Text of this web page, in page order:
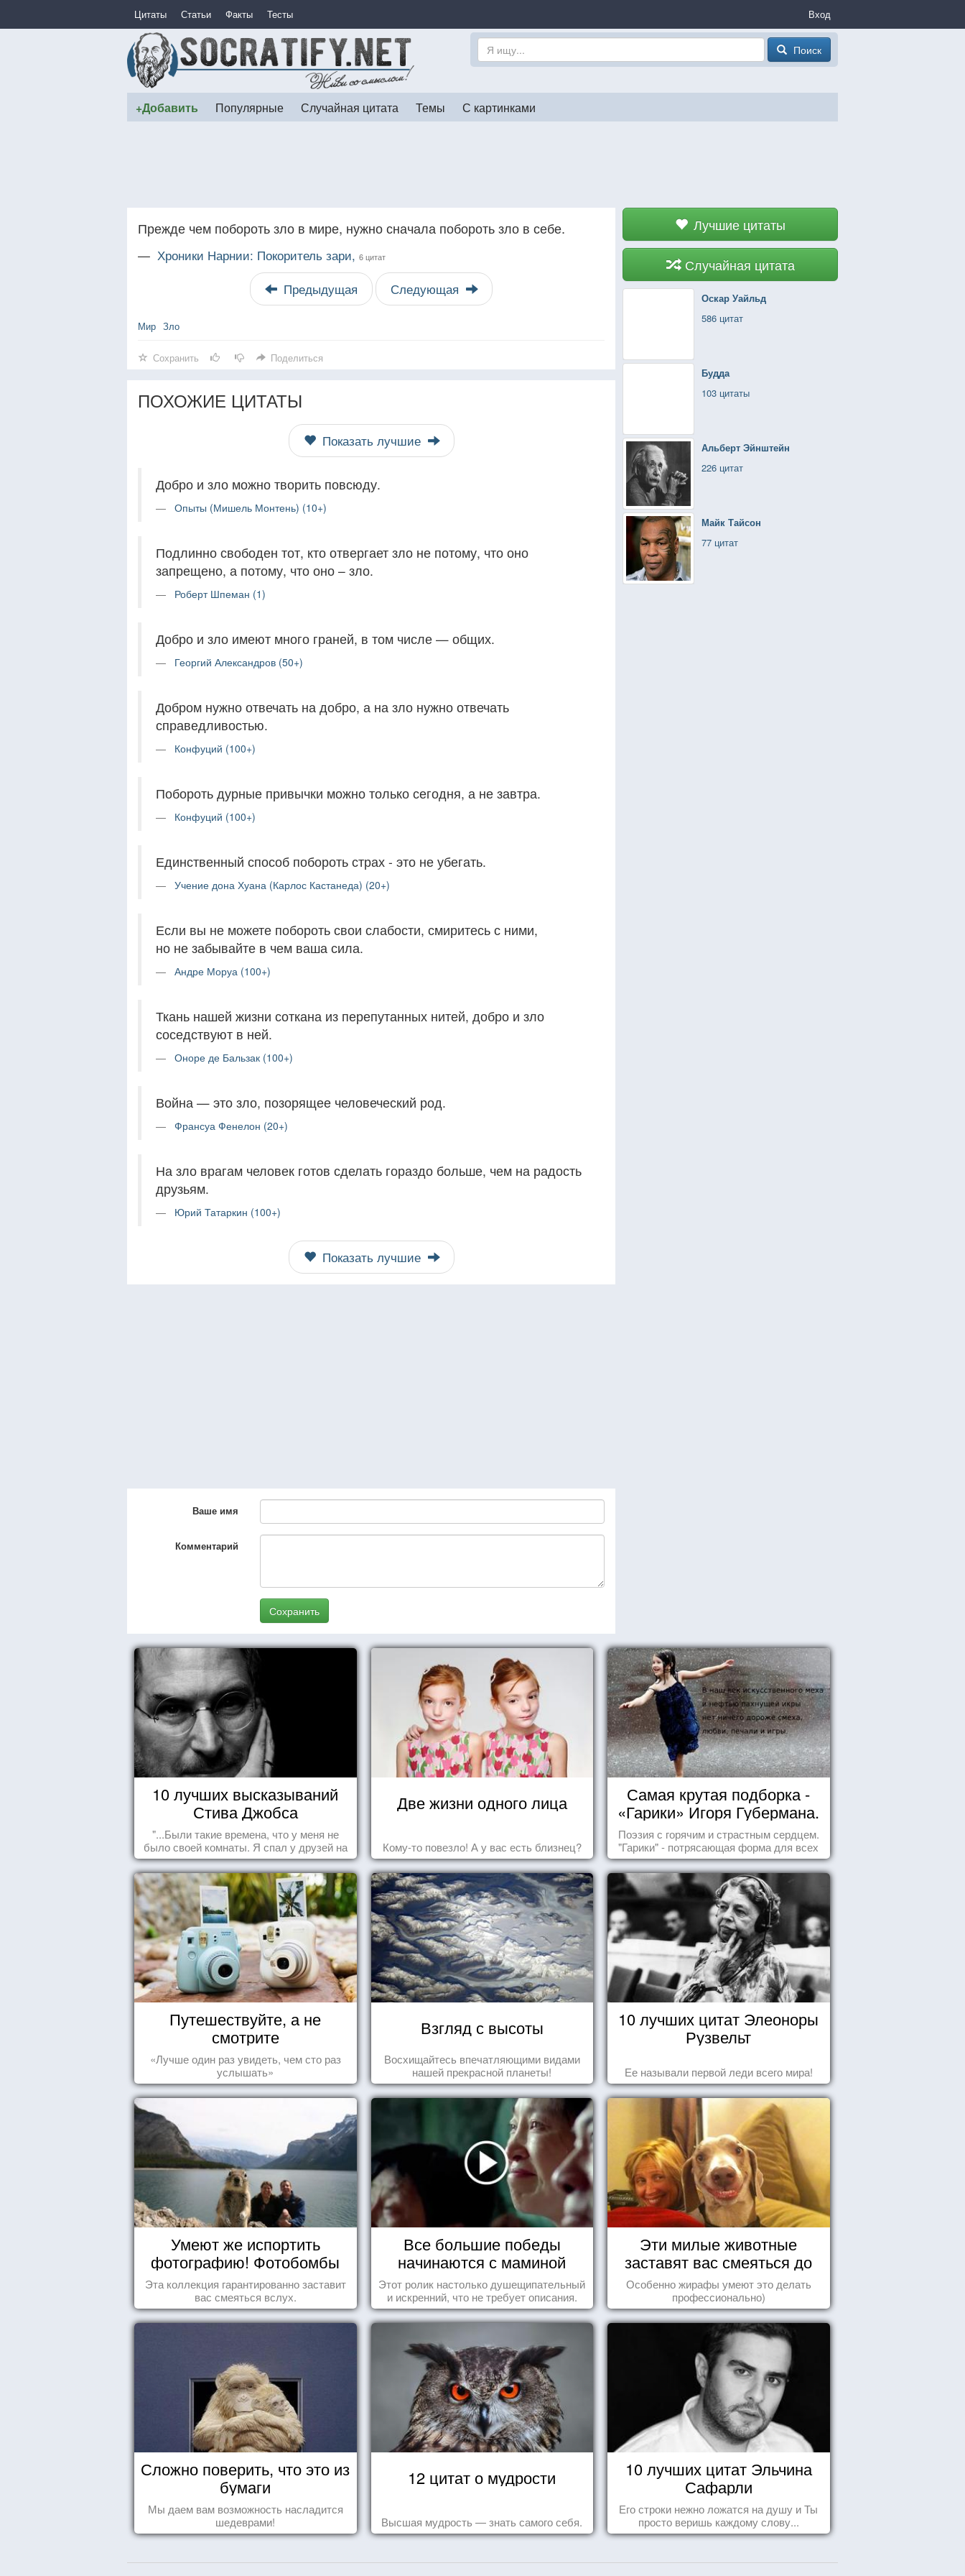
Цитаты Статьи Факты Тесты Вход
Поиск
+Добавить Популярные Случайная цитата Темы С картинками
Лучшие цитаты
Случайная цитата
Оскар Уайльд
586 цитат
Будда
103 цитаты
Альберт Эйнштейн
226 цитат
Майк Тайсон
77 цитат
Прежде чем побороть зло в мире, нужно сначала побороть зло в себе.
— Хроники Нарнии: Покоритель зари, 6 цитат
Предыдущая Следующая
Мир Зло
Сохранить Поделиться
ПОХОЖИЕ ЦИТАТЫ
Показать лучшие
Добро и зло можно творить повсюду.
Опыты (Мишель Монтень) (10+)
Подлинно свободен тот, кто отвергает зло не потому, что оно
запрещено, а потому, что оно – зло.
Роберт Шпеман (1)
Добро и зло имеют много граней, в том числе — общих.
Георгий Александров (50+)
Добром нужно отвечать на добро, а на зло нужно отвечать
справедливостью.
Конфуций (100+)
Побороть дурные привычки можно только сегодня, а не завтра.
Конфуций (100+)
Единственный способ побороть страх - это не убегать.
Учение дона Хуана (Карлос Кастанеда) (20+)
Если вы не можете побороть свои слабости, смиритесь с ними,
но не забывайте в чем ваша сила.
Андре Моруа (100+)
Ткань нашей жизни соткана из перепутанных нитей, добро и зло
соседствуют в ней.
Оноре де Бальзак (100+)
Война — это зло, позорящее человеческий род.
Франсуа Фенелон (20+)
На зло врагам человек готов сделать гораздо больше, чем на радость
друзьям.
Юрий Татаркин (100+)
Показать лучшие
Ваше имя
Комментарий
Сохранить
10 лучших высказываний
Стива Джобса
"...Были такие времена, что у меня не
было своей комнаты. Я спал у друзей на
полу, а для того, чтобы купить еды -
сдавал бутылки из под кока-колы"
Две жизни одного лица
Кому-то повезло! А у вас есть близнец?
Самая крутая подборка -
«Гарики» Игоря Губермана.
Читайте, получайте
удовольствие!
Поэзия с горячим и страстным сердцем.
"Гарики" - потрясающая форма для всех
случаев жизни.
Путешествуйте, а не
смотрите
«Лучше один раз увидеть, чем сто раз
услышать»
Взгляд с высоты
Восхищайтесь впечатляющими видами
нашей прекрасной планеты!
10 лучших цитат Элеоноры
Рузвельт
Ее называли первой леди всего мира!
Умеют же испортить
фотографию! Фотобомбы
животных
Эта коллекция гарантированно заставит
вас смеяться вслух.
Все большие победы
начинаются с маминой
колыбели
Этот ролик настолько душещипательный
и искренний, что не требует описания.
Эти милые животные
заставят вас смеяться до
упаду!
Особенно жирафы умеют это делать
профессионально)
Сложно поверить, что это из
бумаги
Мы даем вам возможность насладится
шедеврами!
12 цитат о мудрости
Высшая мудрость — знать самого себя.
10 лучших цитат Эльчина
Сафарли
Его строки нежно ложатся на душу и Ты
просто веришь каждому слову...